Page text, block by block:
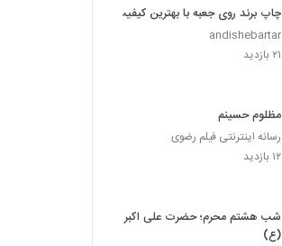
چاپ برند روی جعبه با بهترین کیفیت
andishebartar
۲۱ بازدید
مظلوم حسینم
رسانه اینترنتی فیلم رضوی
۱۲ بازدید
شب هشتم محرم؛ حضرت علی اکبر
(ع)